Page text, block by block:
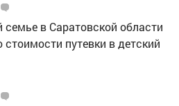
в Саратовской области
путевки в детский